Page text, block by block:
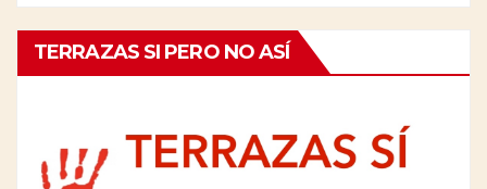
TERRAZAS SI PERO NO ASÍ